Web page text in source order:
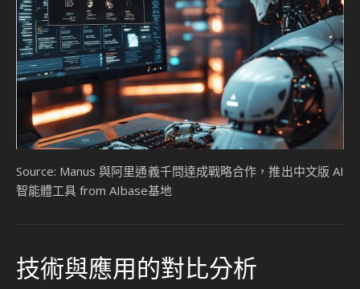
Source: Manus 與阿里通義千問達成戰略合作，推出中文版 AI
智能體工具 from AIbase基地
技術與應用的對比分析